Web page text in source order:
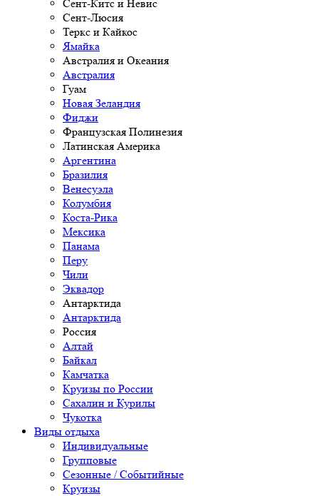
Сент-Китс и Невис
Сент-Люсия
Теркс и Кайкос
Ямайка
Австралия и Океания
Австралия
Гуам
Новая Зеландия
Фиджи
Французская Полинезия
Латинская Америка
Аргентина
Бразилия
Венесуэла
Колумбия
Коста-Рика
Мексика
Панама
Перу
Чили
Эквадор
Антарктида
Антарктида
Россия
Алтай
Байкал
Камчатка
Круизы по России
Сахалин и Курилы
Чукотка
Виды отдыха
Индивидуальные
Групповые
Сезонные / Событийные
Круизы